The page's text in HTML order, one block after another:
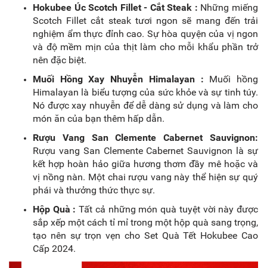
Hokubee Úc Scotch Fillet - Cắt Steak : Những miếng
Scotch Fillet cắt steak tươi ngon sẽ mang đến trải
nghiệm ẩm thực đỉnh cao. Sự hòa quyện của vị ngon
và độ mềm mịn của thịt làm cho mỗi khẩu phần trở
nên đặc biệt.
Muối Hồng Xay Nhuyễn Himalayan : Muối hồng
Himalayan là biểu tượng của sức khỏe và sự tinh túy.
Nó được xay nhuyễn để dễ dàng sử dụng và làm cho
món ăn của bạn thêm hấp dẫn.
Rượu Vang San Clemente Cabernet Sauvignon:
Rượu vang San Clemente Cabernet Sauvignon là sự
kết hợp hoàn hảo giữa hương thơm đầy mê hoặc và
vị nồng nàn. Một chai rượu vang này thể hiện sự quý
phái và thưởng thức thực sự.
Hộp Quà : Tất cả những món quà tuyệt vời này được
sắp xếp một cách tỉ mỉ trong một hộp quà sang trọng,
tạo nên sự trọn vẹn cho Set Quà Tết Hokubee Cao
Cấp 2024.